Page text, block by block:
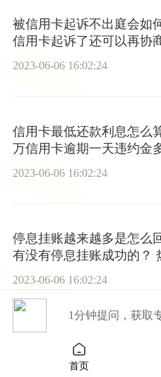
被信用卡起诉不出庭会如
信用卡起诉了还可以再协
_天天热点
2023-06-06 16:02:24
信用卡最低还款利息怎么
万信用卡逾期一天违约金
2023-06-06 16:02:24
停息挂账越来越多是怎么
有没有停息挂账成功的？
2023-06-06 16:02:24
房贷延期还款后要一次性
吗？房贷延期影响征信吗？
1分钟提问，获取
首页